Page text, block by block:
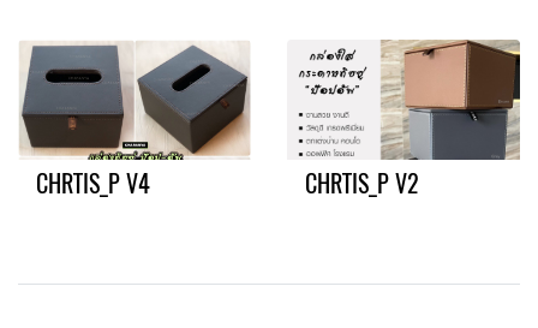
CHRTIS_P V4 CHRTIS_P V2